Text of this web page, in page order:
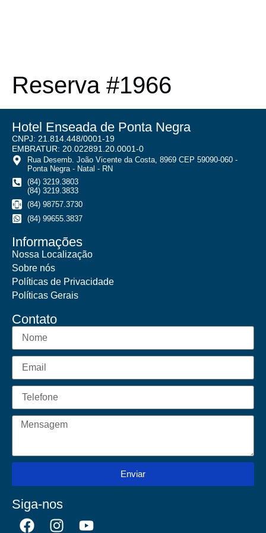
Reserva #1966
Hotel Enseada de Ponta Negra
CNPJ: 21.814.448/0001-19
EMBRATUR: 20.022891.20.0001-0
Rua Desemb. João Vicente da Costa, 8969 CEP 59090-060 -
Ponta Negra - Natal - RN
(84) 3219.3803
(84) 3219.3833
(84) 98757.3730
(84) 99655.3837
Informações
Nossa Localização
Sobre nós
Políticas de Privacidade
Políticas Gerais
Contato
Enviar
Siga-nos